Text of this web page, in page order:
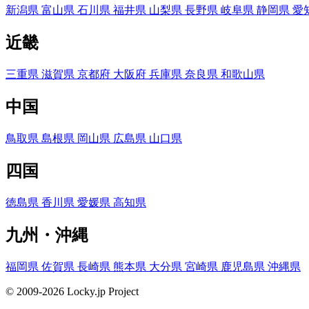
新潟県 富山県 石川県 福井県 山梨県 長野県 岐阜県 静岡県 愛
近畿
三重県 滋賀県 京都府 大阪府 兵庫県 奈良県 和歌山県
中国
鳥取県 島根県 岡山県 広島県 山口県
四国
徳島県 香川県 愛媛県 高知県
九州・沖縄
福岡県 佐賀県 長崎県 熊本県 大分県 宮崎県 鹿児島県 沖縄県
© 2009-2026 Locky.jp Project